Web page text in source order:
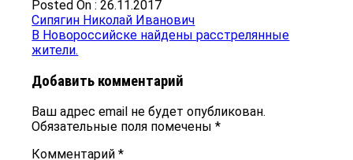
Posted On : 26.11.2017
Навигация
по
Предыдущая
запись:
Сипягин Николай Иванович
Следующая
запись:
В Новороссийске найдены расстрелянные
жители.
Добавить комментарий
Ваш адрес email не будет опубликован.
Обязательные поля помечены*
Комментарий*